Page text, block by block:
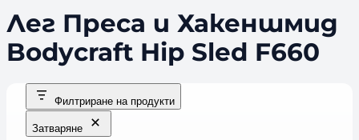
Лег Преса и Хакеншмид
Bodycraft Hip Sled F660
Филтриране на продукти
Затваряне